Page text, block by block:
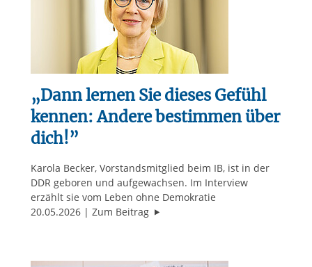
„Dann lernen Sie dieses Gefühl
kennen: Andere bestimmen über
dich!”
Karola Becker, Vorstandsmitglied beim IB, ist in der
DDR geboren und aufgewachsen. Im Interview
erzählt sie vom Leben ohne Demokratie
20.05.2026
Zum Beitrag "„Dann lernen Sie dieses Gefühl